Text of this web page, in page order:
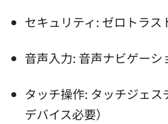
セキュリティ: ゼロトラス
音声入力: 音声ナビゲーシ
タッチ操作: タッチジェ
デバイス必要）